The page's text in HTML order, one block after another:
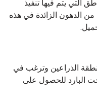
التي يتم فيها تنفيذ
من الدهون الزائدة في هذه
الذراعين وترغب في
البارد للحصول على